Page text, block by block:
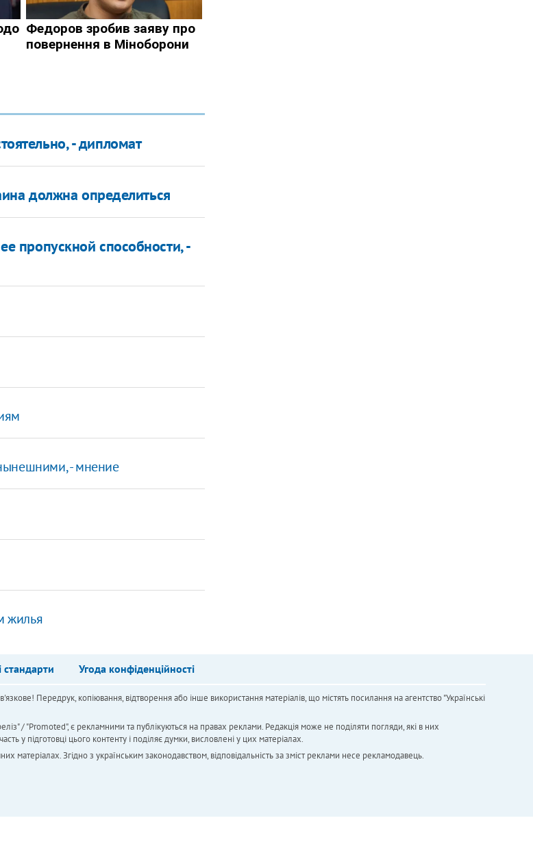
- дипломат
должна определиться
пропускной спосoбности, -
- мнение
жилья
стандарти Угода конфіденційності
Передрук, копіювання, відтворення або інше використання матеріалів, що містять посилання на агентство "Українськi
/ "Promoted", є рекламними та публікуються на правах реклами. Редакція може не поділяти погляди, які в них
підготовці цього контенту і поділяє думки, висловлені у цих матеріалах.
матеріалах. Згідно з українським законодавством, відповідальність за зміст реклами несе рекламодавець.